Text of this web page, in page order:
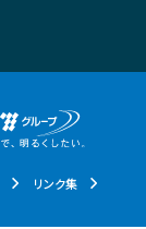
リンク集